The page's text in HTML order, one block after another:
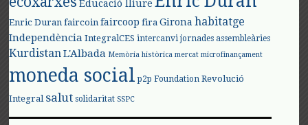
Educació lliure
Enric Duran faircoin faircoop fira Girona habitatge
Independència IntegralCES intercanvi jornades assembleàries
KurdistanL'Albada Memòria històrica mercat microfinançament
moneda social p2p Foundation Revolució
Integral salut solidaritat SSPC